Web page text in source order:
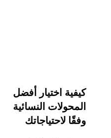
كيفية اختيار أفضل
المحولات النسائية
وفقًا لاحتياجاتك